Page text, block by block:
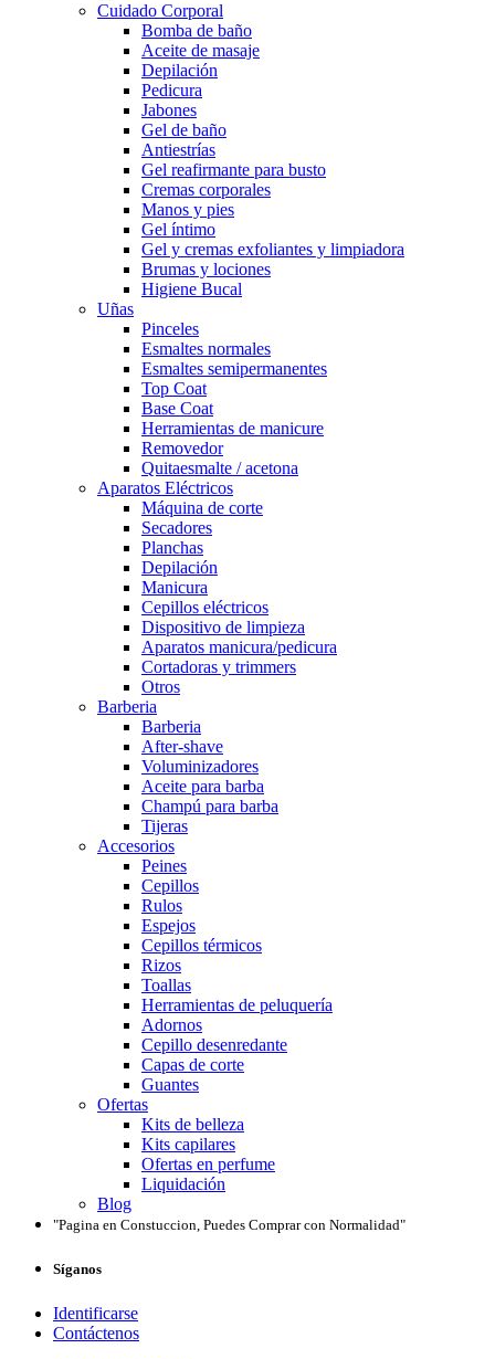
Cuidado Corporal
Bomba de baño
Aceite de masaje
Depilación
Pedicura
Jabones
Gel de baño
Antiestrías
Gel reafirmante para busto
Cremas corporales
Manos y pies
Gel íntimo
Gel y cremas exfoliantes y limpiadora
Brumas y lociones
Higiene Bucal
Uñas
Pinceles
Esmaltes normales
Esmaltes semipermanentes
Top Coat
Base Coat
Herramientas de manicure
Removedor
Quitaesmalte / acetona
Aparatos Eléctricos
Máquina de corte
Secadores
Planchas
Depilación
Manicura
Cepillos eléctricos
Dispositivo de limpieza
Aparatos manicura/pedicura
Cortadoras y trimmers
Otros
Barberia
Barberia
After-shave
Voluminizadores
Aceite para barba
Champú para barba
Tijeras
Accesorios
Peines
Cepillos
Rulos
Espejos
Cepillos térmicos
Rizos
Toallas
Herramientas de peluquería
Adornos
Cepillo desenredante
Capas de corte
Guantes
Ofertas
Kits de belleza
Kits capilares
Ofertas en perfume
Liquidación
Blog
"Pagina en Constuccion, Puedes Comprar con Normalidad"
Síganos
Identificarse
Contáctenos